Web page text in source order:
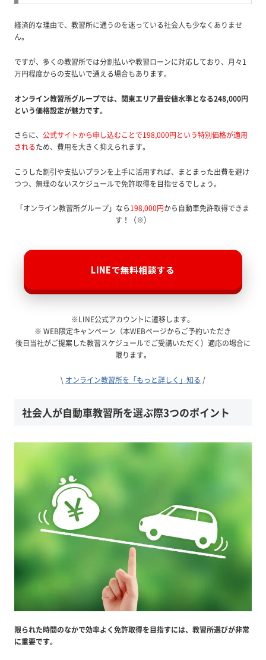
経済的な理由で、教習所に通うのを迷っている社会人も少なくありませ
ん。
ですが、多くの教習所では分割払いや教習ローンに対応しており、月々1
万円程度からの支払いで通える場合もあります。
オンライン教習所グループでは、関東エリア最安値水準となる248,000円
という価格設定が魅力です。
さらに、 公式サイトから申し込むことで198,000円という特別価格が適用
されるため、費用を大きく抑えられます。
こうした割引や支払いプランを上手に活用すれば、まとまった出費を避け
つつ、無理のないスケジュールで免許取得を目指せるでしょう。
「オンライン教習所グループ」なら198,000円から自動車免許取得できま
す！（※）
LINEで無料相談する
※LINE公式アカウントに遷移します。
※ WEB限定キャンペーン（本WEBページからご予約いただき
後日当社がご提案した教習スケジュールでご受講いただく）適応の場合に
限ります。
\ オンライン教習所を「もっと詳しく」知る /
社会人が自動車教習所を選ぶ際3つのポイント
限られた時間のなかで効率よく免許取得を目指すには、教習所選びが非常
に重要です。